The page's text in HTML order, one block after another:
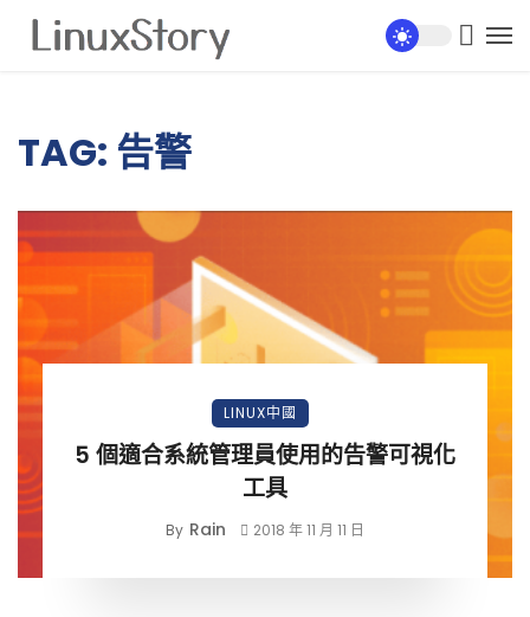
TAG: 告警
LINUX中國
5 個適合系統管理員使用的告警可視化
工具
By Rain 2018 年 11 月 11 日